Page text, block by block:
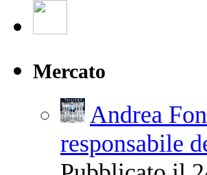
Mercato
Andrea
responsabile